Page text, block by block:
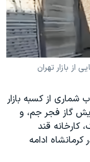
شماری از کسبه بازار
گاز فجر جم، و
کارخانه قند
ادامه